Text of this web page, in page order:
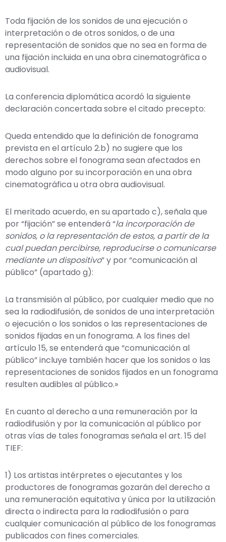
Toda fijación de los sonidos de una ejecución o
interpretación o de otros sonidos, o de una
representación de sonidos que no sea en forma de
una fijación incluida en una obra cinematográfica o
audiovisual.
La conferencia diplomática acordó la siguiente
declaración concertada sobre el citado precepto:
Queda entendido que la definición de fonograma
prevista en el artículo 2.b) no sugiere que los
derechos sobre el fonograma sean afectados en
modo alguno por su incorporación en una obra
cinematográfica u otra obra audiovisual.
El meritado acuerdo, en su apartado c), señala que
por “fijación” se entenderá “la incorporación de
sonidos, o la representación de estos, a partir de la
cual puedan percibirse, reproducirse o comunicarse
mediante un dispositivo” y por “comunicación al
público” (apartado g):
La transmisión al público, por cualquier medio que no
sea la radiodifusión, de sonidos de una interpretación
o ejecución o los sonidos o las representaciones de
sonidos fijadas en un fonograma. A los fines del
artículo 15, se entenderá que “comunicación al
público” incluye también hacer que los sonidos o las
representaciones de sonidos fijados en un fonograma
resulten audibles al público.»
En cuanto al derecho a una remuneración por la
radiodifusión y por la comunicación al público por
otras vías de tales fonogramas señala el art. 15 del
TIEF:
1) Los artistas intérpretes o ejecutantes y los
productores de fonogramas gozarán del derecho a
una remuneración equitativa y única por la utilización
directa o indirecta para la radiodifusión o para
cualquier comunicación al público de los fonogramas
publicados con fines comerciales.